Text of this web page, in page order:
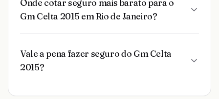
Onde cotar seguro mais barato para o
Gm Celta 2015 em Rio de Janeiro?
Vale a pena fazer seguro do Gm Celta
2015?